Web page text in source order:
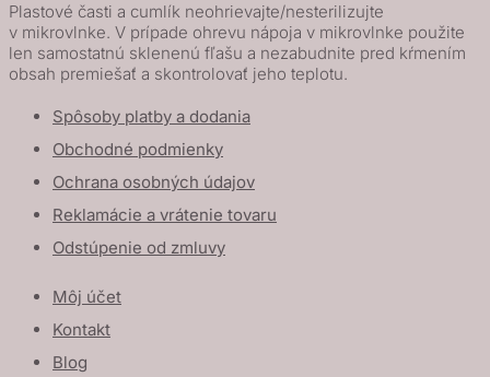
Plastové časti a cumlík neohrievajte/nesterilizujte
v mikrovlnke. V prípade ohrevu nápoja v mikrovlnke použite
len samostatnú sklenenú fľašu a nezabudnite pred kŕmením
obsah premiešať a skontrolovať jeho teplotu.
Spôsoby platby a dodania
Obchodné podmienky
Ochrana osobných údajov
Reklamácie a vrátenie tovaru
Odstúpenie od zmluvy
Môj účet
Kontakt
Blog